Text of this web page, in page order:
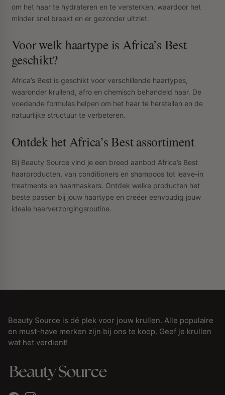
om het haar te hydrateren en te versterken, waardoor het
minder snel breekt en er gezonder uitziet.
Voor welk haartype is Africa’s Best
geschikt?
Africa’s Best is geschikt voor verschillende haartypes,
waaronder krullend, afro en chemisch behandeld haar. De
voedende formules helpen om het haar te herstellen en de
natuurlijke structuur te verbeteren.
Ontdek het Africa’s Best assortiment
Bij Beauty Source vind je een breed aanbod Africa’s Best
haarproducten, van conditioners en shampoos tot leave-in
treatments en haarmaskers. Ontdek welke producten het
beste passen bij jouw haartype en creëer eenvoudig jouw
ideale haarverzorgingsroutine.
Beauty Source is dé plek voor jouw krullen. Alle populaire
en must-have merken zijn bij ons te koop. Geef je krullen
wat het verdient!